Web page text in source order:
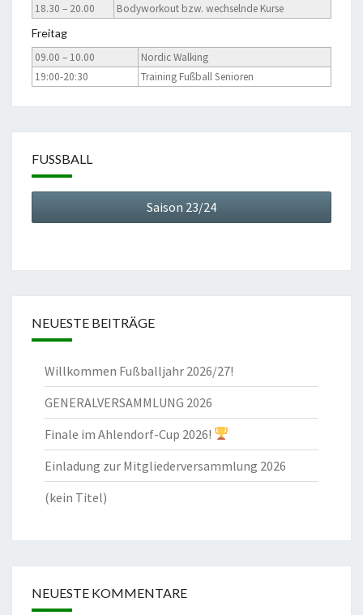
18.30 – 20.00
Bodyworkout bzw. wechselnde Kurse
Freitag
09.00 – 10.00
Nordic Walking
19:00-20:30
Training Fußball Senioren
FUSSBALL
Saison 23/24
NEUESTE BEITRÄGE
Willkommen Fußballjahr 2026/27!
GENERALVERSAMMLUNG 2026
Finale im Ahlendorf-Cup 2026!
Einladung zur Mitgliederversammlung 2026
(kein Titel)
NEUESTE KOMMENTARE